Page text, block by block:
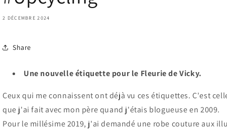
2 DÉCEMBRE 2024
Share
Une nouvelle étiquette pour le Fleurie de Vicky.
Ceux qui me connaissent ont déjà vu ces étiquettes. C'est
que j'ai fait avec mon père quand j'étais blogueuse en 2009.
Pour le millésime 2019, j'ai demandé une robe couture aux